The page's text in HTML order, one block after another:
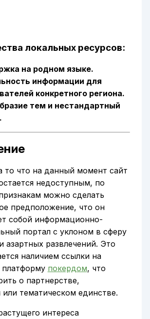
локальных ресурсов:
на родном языке.
информации для
конкретного региона.
тем и нестандартный
то что на данный момент сайт
недоступным, по
можно сделать
предположение, что он
собой информационно-
портал с уклоном в сферу
азартных развлечений. Это
наличием ссылки на
покердом, что
о партнерстве,
тематическом единстве.
интереса